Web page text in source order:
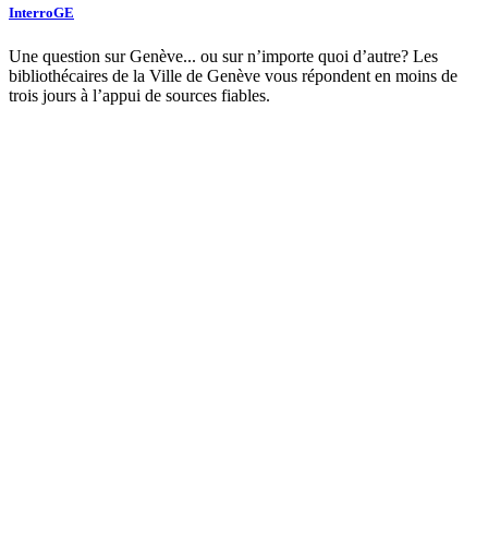
InterroGE
Une question sur Genève... ou sur n’importe quoi d’autre? Les
bibliothécaires de la Ville de Genève vous répondent en moins de
trois jours à l’appui de sources fiables.